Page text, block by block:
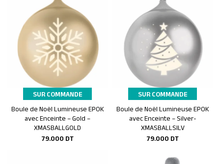
SUR COMMANDE
Ajouter au panier
Boule de Noël Lumineuse EPOK
avec Enceinte – Gold –
XMASBALLGOLD
79.000 DT
SUR COMMANDE
Ajouter au panier
Boule de Noël Lumineuse EPOK
avec Enceinte – Silver-
XMASBALLSILV
79.000 DT